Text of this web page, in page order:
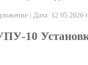
| Дата: 12.05.2026
10